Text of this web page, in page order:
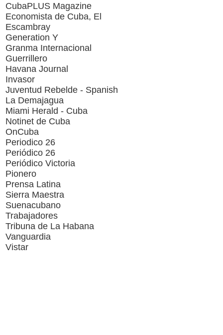
CubaPLUS Magazine
Economista de Cuba, El
Escambray
Generation Y
Granma Internacional
Guerrillero
Havana Journal
Invasor
Juventud Rebelde - Spanish
La Demajagua
Miami Herald - Cuba
Notinet de Cuba
OnCuba
Periodico 26
Periódico 26
Periódico Victoria
Pionero
Prensa Latina
Sierra Maestra
Suenacubano
Trabajadores
Tribuna de La Habana
Vanguardia
Vistar